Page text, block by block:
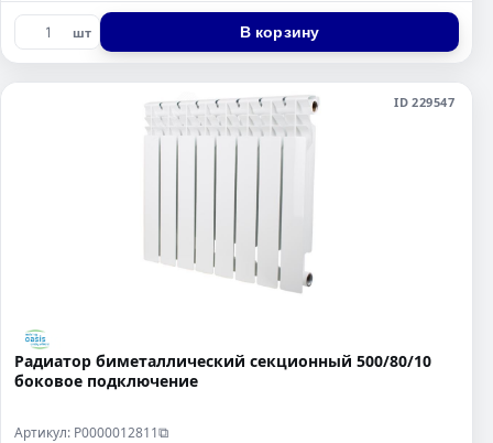
шт В корзину
ID 229547
Радиатор биметаллический секционный 500/80/10
боковое подключение
Артикул: Р0000012811⧉